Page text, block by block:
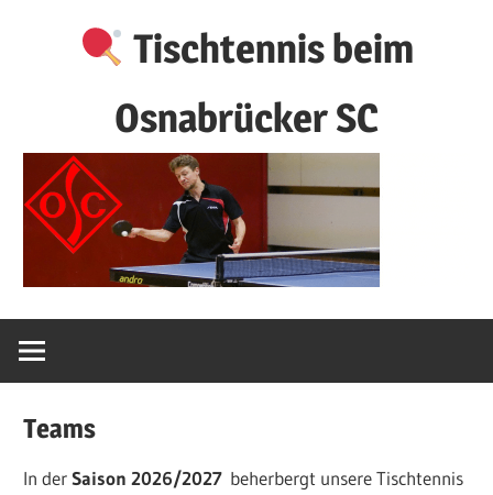
Tischtennis beim
Osnabrücker SC
Teams
In derSaison 2026/2027 beherbergt unsere Tischtennis